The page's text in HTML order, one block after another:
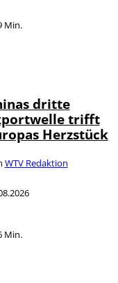
Min.
dritte
trifft
Herzstück
WTV Redaktion
Min.